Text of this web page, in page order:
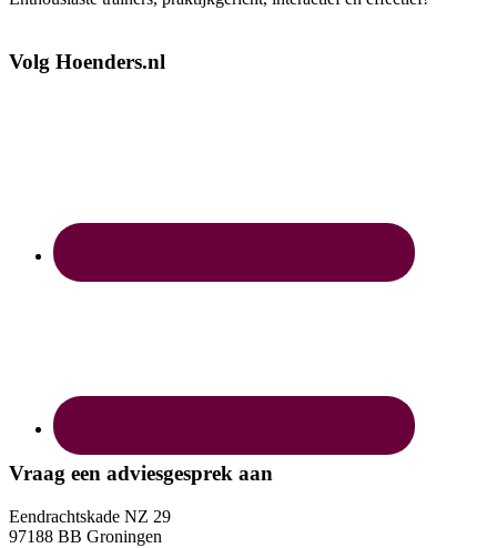
Volg Hoenders.nl
Vraag een adviesgesprek aan
Eendrachtskade NZ 29
97188 BB Groningen